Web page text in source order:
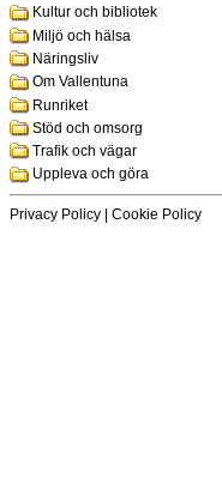
Kultur och bibliotek
Miljö och hälsa
Näringsliv
Om Vallentuna
Runriket
Stöd och omsorg
Trafik och vägar
Uppleva och göra
Privacy Policy | Cookie Policy